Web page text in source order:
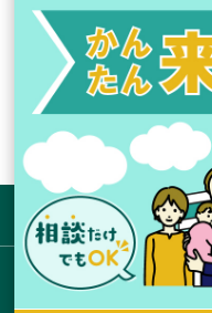
前の記事へ
店舗
お店を探す